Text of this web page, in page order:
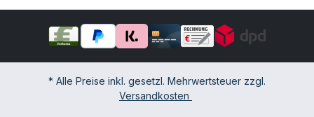
* Alle Preise inkl. gesetzl. Mehrwertsteuer zzgl.
Versandkosten